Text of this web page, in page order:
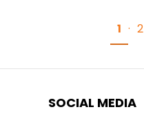
1 · 2
SOCIAL MEDIA